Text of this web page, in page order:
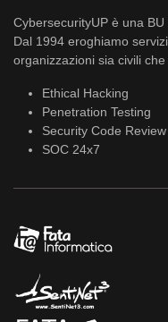
CybersecurityUP è una BU
Dal 1994 eroghiamo
organizzazioni sia civili che
Ethical Hacking
Penetration Testing
Security Code Review
SOC 24x7